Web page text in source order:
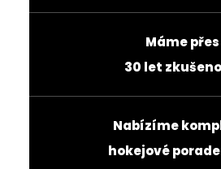
Máme přes
30 let
Nabízíme
hokejové